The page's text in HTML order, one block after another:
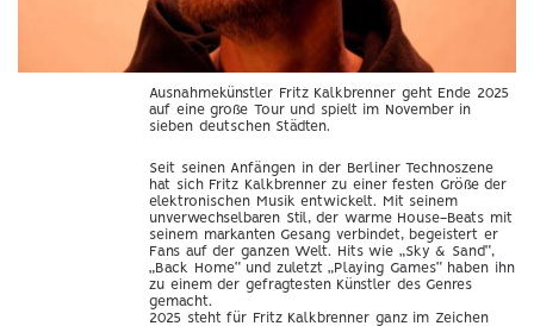
Ausnahmekünstler Fritz Kalkbrenner geht Ende 2025
auf eine große Tour und spielt im November in
sieben deutschen Städten.
Seit seinen Anfängen in der Berliner Technoszene
hat sich Fritz Kalkbrenner zu einer festen Größe der
elektronischen Musik entwickelt. Mit seinem
unverwechselbaren Stil, der warme House-Beats mit
seinem markanten Gesang verbindet, begeistert er
Fans auf der ganzen Welt. Hits wie „Sky & Sand“,
„Back Home“ und zuletzt „Playing Games“ haben ihn
zu einem der gefragtesten Künstler des Genres
gemacht.
2025 steht für Fritz Kalkbrenner ganz im Zeichen